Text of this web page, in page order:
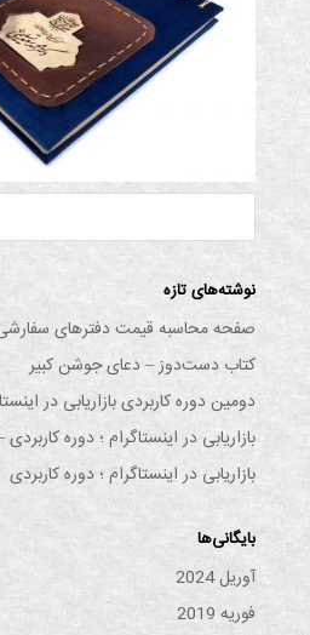
نوشته‌های تازه
صفحه محاسبه قیمت دفترهای
کتاب دست‌دوز – دعای جوشن کبیر
دومین دوره کاربردی بازاریابی در
بازاریابی در اینستاگرام ؛ دوره
بازاریابی در اینستاگرام ؛ دوره کاربردی
بایگانی‌ها
آوریل 2024
فوریه 2019